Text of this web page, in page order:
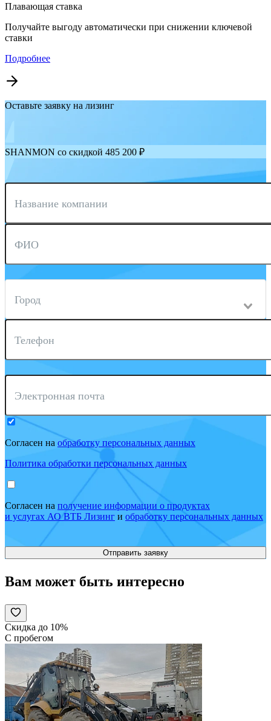
Плавающая ставка
Получайте выгоду автоматически при снижении ключевой
ставки
Подробнее
Оставьте заявку на лизинг
SHANMON со скидкой 485 200 ₽
Название компании
ФИО
Город
Телефон
Электронная почта
Согласен на обработку персональных данных
Политика обработки персональных данных
Согласен на получение информации о продуктах
и услугах АО ВТБ Лизинг и обработку персональных данных
Вам может быть интересно
Скидка до 10%
С пробегом